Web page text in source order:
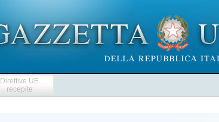
Direttive UE
recepite